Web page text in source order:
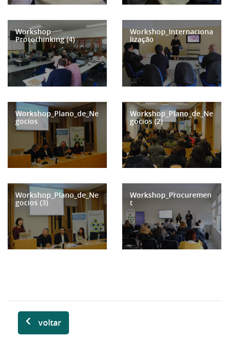
Workshop
Protothinking (4)
Workshop_Internaciona
lização
Workshop_Plano_de_Ne
gocios
Workshop_Plano_de_Ne
gocios (2)
Workshop_Plano_de_Ne
gocios (3)
Workshop_Procuremen
t
voltar